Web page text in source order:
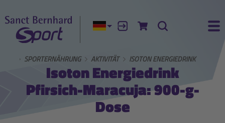
Aktuelle Sprache:
AnmeldenZum Warenkorb
Suche
SPORTERNÄHRUNG AKTIVITÄT ISOTON ENERGIEDRINK
Isoton Energiedrink
Pfirsich-Maracuja: 900-g-
Dose